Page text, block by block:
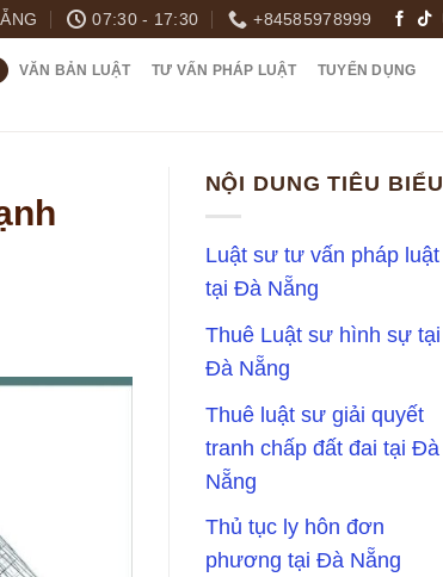
07:30 - 17:30 +84585978999
VĂN BẢN LUẬT TƯ VẤN PHÁP LUẬT TUYỂN DỤNG
NỘI DUNG TIÊU BIỂU
Luật sư tư vấn pháp luật
tại Đà Nẵng
Thuê Luật sư hình sự tại
Đà Nẵng
Thuê luật sư giải quyết
tranh chấp đất đai tại Đà
Nẵng
Thủ tục ly hôn đơn
phương tại Đà Nẵng